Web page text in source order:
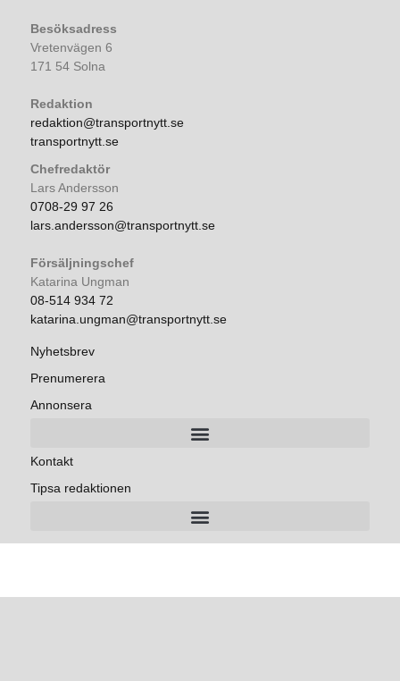
Besöksadress
Vretenvägen 6
171 54 Solna
Redaktion
redaktion@transportnytt.se
transportnytt.se
Chefredaktör
Lars Andersson
0708-29 97 26
lars.andersson@transportnytt.se
Försäljningschef
Katarina Ungman
08-514 934 72
katarina.ungman@transportnytt.se
Nyhetsbrev
Prenumerera
Annonsera
Kontakt
Tipsa redaktionen